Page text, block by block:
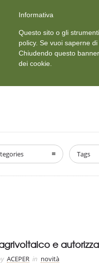
info@aceper.it
HOME
Tags
e
ACEPER in novità
Informativa
Questo sito o gli
policy. Se vuoi saperne
Chiudendo questo
dei cookie.